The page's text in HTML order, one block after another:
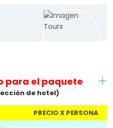
para el paquete
de hotel)
PRECIO X PERSONA